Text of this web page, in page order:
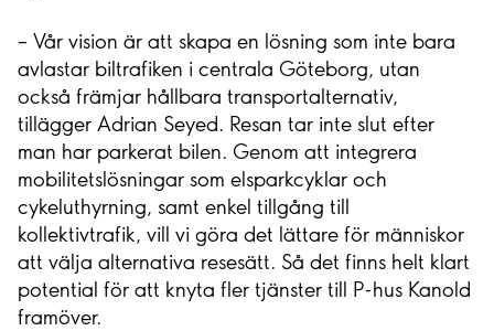
– Vår vision är att skapa en lösning som inte bara
avlastar biltrafiken i centrala Göteborg, utan
också främjar hållbara transportalternativ,
tillägger Adrian Seyed. Resan tar inte slut efter
man har parkerat bilen. Genom att integrera
mobilitetslösningar som elsparkcyklar och
cykeluthyrning, samt enkel tillgång till
kollektivtrafik, vill vi göra det lättare för människor
att välja alternativa resesätt. Så det finns helt klart
potential för att knyta fler tjänster till P-hus Kanold
framöver.